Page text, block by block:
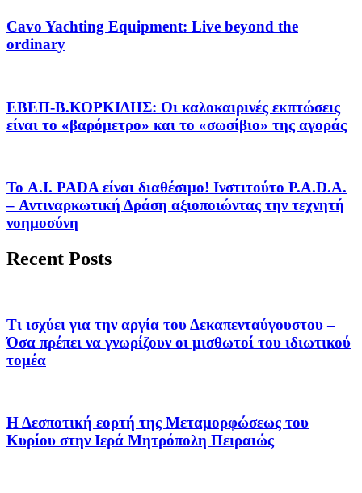
Cavo Yachting Equipment: Live beyond the
ordinary
EΒΕΠ-Β.ΚΟΡΚΙΔΗΣ: Οι καλοκαιρινές εκπτώσεις
είναι το «βαρόμετρο» και το «σωσίβιο» της αγοράς
Το A.I. PADA είναι διαθέσιμο! Ινστιτούτο P.A.D.A.
– Αντιναρκωτική Δράση αξιοποιώντας την τεχνητή
νοημοσύνη
Recent Posts
Τι ισχύει για την αργία του Δεκαπενταύγουστου –
Όσα πρέπει να γνωρίζουν οι μισθωτοί του ιδιωτικού
τομέα
Η Δεσποτική εορτή της Μεταμορφώσεως του
Κυρίου στην Ιερά Μητρόπολη Πειραιώς